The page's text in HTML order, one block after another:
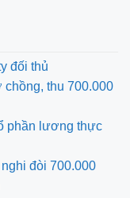
đối thủ
chồng, thu 700.000
phần lương thực
đòi 700.000